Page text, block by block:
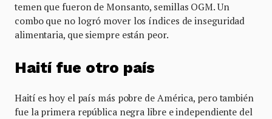
temen que fueron de Monsanto, semillas OGM. Un
combo que no logró mover los índices de inseguridad
alimentaria, que siempre están peor.
Haití fue otro país
Haití es hoy el país más pobre de América, pero también
fue la primera república negra libre e independiente del